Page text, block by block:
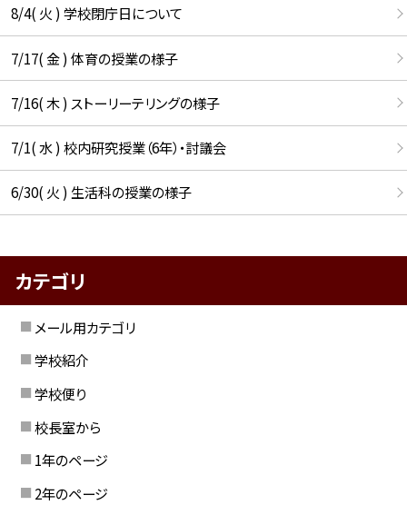
8/4( 火 ) 学校閉庁日について
7/17( 金 ) 体育の授業の様子
7/16( 木 ) ストーリーテリングの様子
7/1( 水 ) 校内研究授業（6年）・討議会
6/30( 火 ) 生活科の授業の様子
カテゴリ
メール用カテゴリ
学校紹介
学校便り
校長室から
1年のページ
2年のページ